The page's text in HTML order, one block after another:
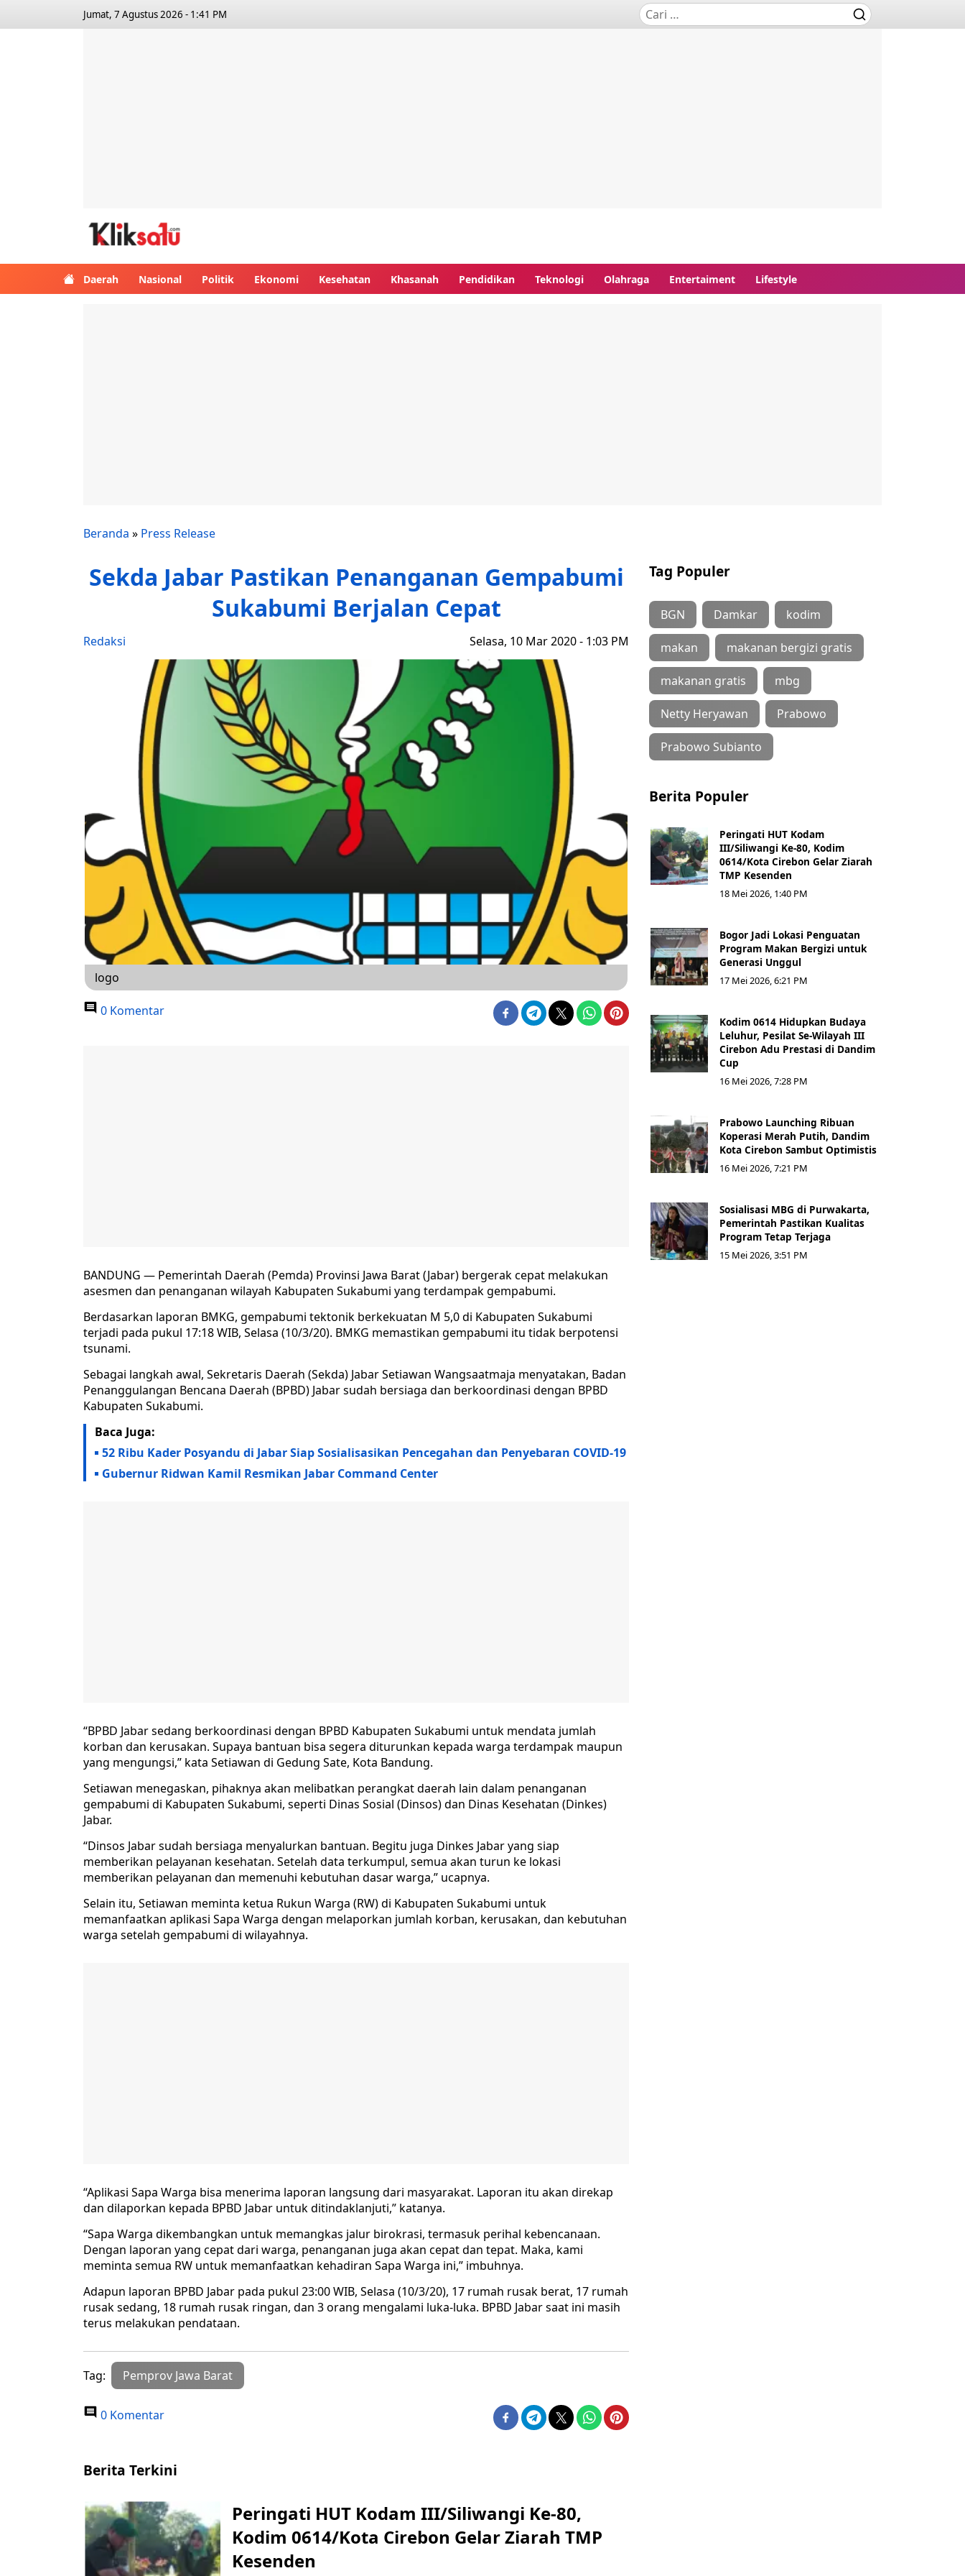
Jumat, 7 Agustus 2026 - 1:41 PM
Daerah Nasional Politik Ekonomi Kesehatan Khasanah Pendidikan Teknologi Olahraga Entertaiment Lifestyle
Beranda » Press Release
Sekda Jabar Pastikan Penanganan Gempabumi
Sukabumi Berjalan Cepat
Redaksi Selasa, 10 Mar 2020 - 1:03 PM
logo
0 Komentar
BANDUNG — Pemerintah Daerah (Pemda) Provinsi Jawa Barat (Jabar) bergerak cepat melakukan
asesmen dan penanganan wilayah Kabupaten Sukabumi yang terdampak gempabumi.
Berdasarkan laporan BMKG, gempabumi tektonik berkekuatan M 5,0 di Kabupaten Sukabumi
terjadi pada pukul 17:18 WIB, Selasa (10/3/20). BMKG memastikan gempabumi itu tidak berpotensi
tsunami.
Sebagai langkah awal, Sekretaris Daerah (Sekda) Jabar Setiawan Wangsaatmaja menyatakan, Badan
Penanggulangan Bencana Daerah (BPBD) Jabar sudah bersiaga dan berkoordinasi dengan BPBD
Kabupaten Sukabumi.
Baca Juga:
52 Ribu Kader Posyandu di Jabar Siap Sosialisasikan Pencegahan dan Penyebaran COVID-19
Gubernur Ridwan Kamil Resmikan Jabar Command Center
“BPBD Jabar sedang berkoordinasi dengan BPBD Kabupaten Sukabumi untuk mendata jumlah
korban dan kerusakan. Supaya bantuan bisa segera diturunkan kepada warga terdampak maupun
yang mengungsi,” kata Setiawan di Gedung Sate, Kota Bandung.
Setiawan menegaskan, pihaknya akan melibatkan perangkat daerah lain dalam penanganan
gempabumi di Kabupaten Sukabumi, seperti Dinas Sosial (Dinsos) dan Dinas Kesehatan (Dinkes)
Jabar.
“Dinsos Jabar sudah bersiaga menyalurkan bantuan. Begitu juga Dinkes Jabar yang siap
memberikan pelayanan kesehatan. Setelah data terkumpul, semua akan turun ke lokasi
memberikan pelayanan dan memenuhi kebutuhan dasar warga,” ucapnya.
Selain itu, Setiawan meminta ketua Rukun Warga (RW) di Kabupaten Sukabumi untuk
memanfaatkan aplikasi Sapa Warga dengan melaporkan jumlah korban, kerusakan, dan kebutuhan
warga setelah gempabumi di wilayahnya.
“Aplikasi Sapa Warga bisa menerima laporan langsung dari masyarakat. Laporan itu akan direkap
dan dilaporkan kepada BPBD Jabar untuk ditindaklanjuti,” katanya.
“Sapa Warga dikembangkan untuk memangkas jalur birokrasi, termasuk perihal kebencanaan.
Dengan laporan yang cepat dari warga, penanganan juga akan cepat dan tepat. Maka, kami
meminta semua RW untuk memanfaatkan kehadiran Sapa Warga ini,” imbuhnya.
Adapun laporan BPBD Jabar pada pukul 23:00 WIB, Selasa (10/3/20), 17 rumah rusak berat, 17 rumah
rusak sedang, 18 rumah rusak ringan, dan 3 orang mengalami luka-luka. BPBD Jabar saat ini masih
terus melakukan pendataan.
Tag: Pemprov Jawa Barat
0 Komentar
Tag Populer
BGN Damkar kodim
makan makanan bergizi gratis
makanan gratis mbg
Netty Heryawan Prabowo
Prabowo Subianto
Berita Populer
Peringati HUT Kodam
III/Siliwangi Ke-80, Kodim
0614/Kota Cirebon Gelar Ziarah
TMP Kesenden
18 Mei 2026, 1:40 PM
Bogor Jadi Lokasi Penguatan
Program Makan Bergizi untuk
Generasi Unggul
17 Mei 2026, 6:21 PM
Kodim 0614 Hidupkan Budaya
Leluhur, Pesilat Se-Wilayah III
Cirebon Adu Prestasi di Dandim
Cup
16 Mei 2026, 7:28 PM
Prabowo Launching Ribuan
Koperasi Merah Putih, Dandim
Kota Cirebon Sambut Optimistis
16 Mei 2026, 7:21 PM
Sosialisasi MBG di Purwakarta,
Pemerintah Pastikan Kualitas
Program Tetap Terjaga
15 Mei 2026, 3:51 PM
Berita Terkini
Peringati HUT Kodam III/Siliwangi Ke-80,
Kodim 0614/Kota Cirebon Gelar Ziarah TMP
Kesenden